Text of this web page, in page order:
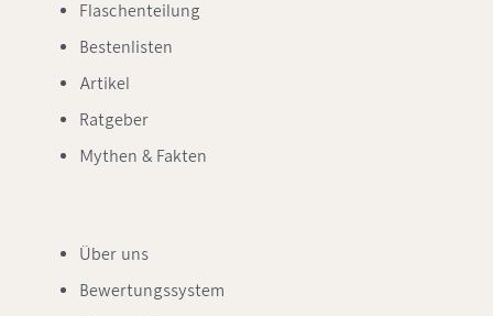
Flaschenteilung
Bestenlisten
Artikel
Ratgeber
Mythen & Fakten
Über uns
Bewertungssystem